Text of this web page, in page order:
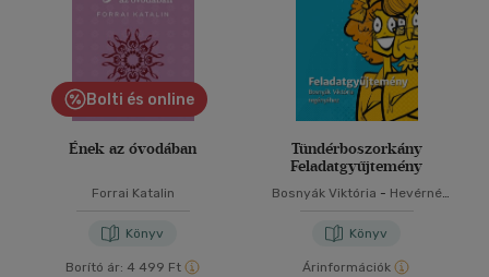
Bolti és online
Ének az óvodában
Forrai Katalin
Könyv
Borító ár: 4 499 Ft
Tündérboszorkány
Feladatgyűjtemény
Bosnyák Viktória - Hevérné
Könyv
Árinformációk